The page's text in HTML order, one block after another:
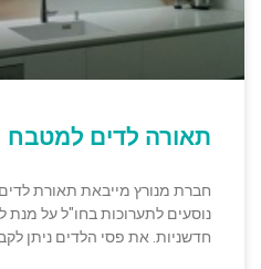
תאורה לדים למטבח
נוסעים לתערוכות בחו"ל על מנת
חדשניות. את פסי הלדים ניתן